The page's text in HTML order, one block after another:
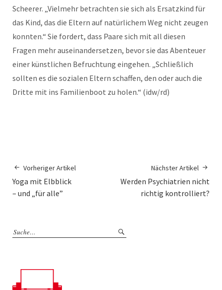
Scheerer. „Vielmehr betrachten sie sich als Ersatzkind für
das Kind, das die Eltern auf natürlichem Weg nicht zeugen
konnten.“ Sie fordert, dass Paare sich mit all diesen
Fragen mehr auseinandersetzen, bevor sie das Abenteuer
einer künstlichen Befruchtung eingehen. „Schließlich
sollten es die sozialen Eltern schaffen, den oder auch die
Dritte mit ins Familienboot zu holen.“ (idw/rd)
Vorheriger Artikel
Yoga mit Elbblick
– und „für alle”
Nächster Artikel
Werden Psychiatrien nicht
richtig kontrolliert?